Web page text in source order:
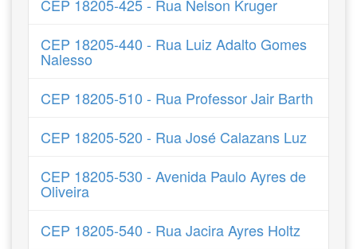
CEP 18205-425 - Rua Nelson Kruger
CEP 18205-440 - Rua Luiz Adalto Gomes
Nalesso
CEP 18205-510 - Rua Professor Jair Barth
CEP 18205-520 - Rua José Calazans Luz
CEP 18205-530 - Avenida Paulo Ayres de
Oliveira
CEP 18205-540 - Rua Jacira Ayres Holtz